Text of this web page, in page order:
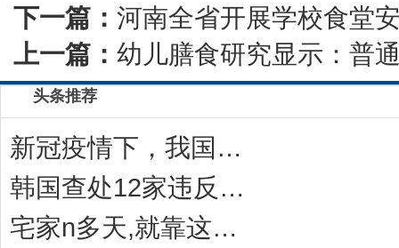
下一篇： 河南全省开展学校食堂
上一篇： 幼儿膳食研究显示：普
头条推荐
新冠疫情下，我国猪价及肉价高涨，法国猪肉却不
韩国查处12家违反《食品卫生法》的冷冻饺子
宅家n多天,就靠这一碗“感冒灵味“的拉面说